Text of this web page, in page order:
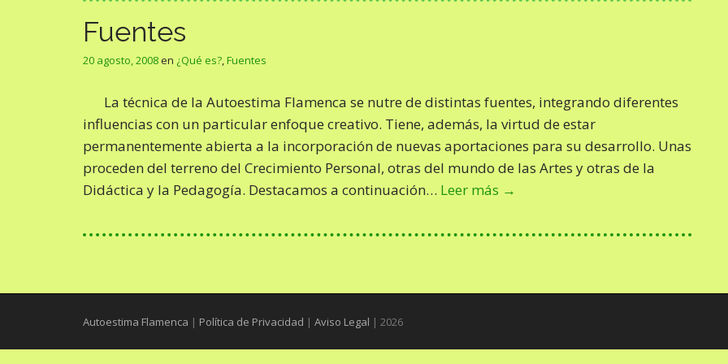
Fuentes
20 agosto, 2008en ¿Qué es?,Fuentes
La técnica de la Autoestima Flamenca se nutre de distintas fuentes, integrando diferentes
influencias con un particular enfoque creativo. Tiene, además, la virtud de estar
permanentemente abierta a la incorporación de nuevas aportaciones para su desarrollo. Unas
proceden del terreno del Crecimiento Personal, otras del mundo de las Artes y otras de la
Didáctica y la Pedagogía. Destacamos a continuación… Leer más →
Autoestima Flamenca | Política de Privacidad | Aviso Legal | 2026